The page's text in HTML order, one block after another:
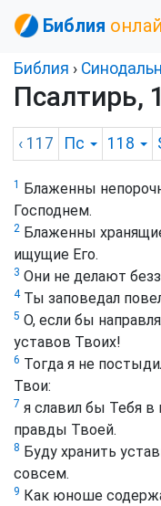
Библия
Библия ›
Псалтирь,
‹ 117 Пс 118
1 Блаженны
Господнем.
2 Блаженны
ищущие Его.
3 Они не делают
4Ты заповедал
5 О, если бы
уставов Твоих!
6 Тогда я не
Твои:
7 я славил бы Тебя в
правды Твоей.
8 Буду хранить
совсем.
9 Как юноше